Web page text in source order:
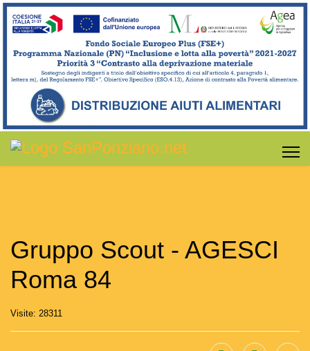
Gruppo Scout - AGESCI
Roma 84
Visite: 28311